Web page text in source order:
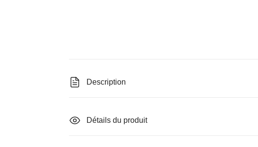
Description
Détails du produit